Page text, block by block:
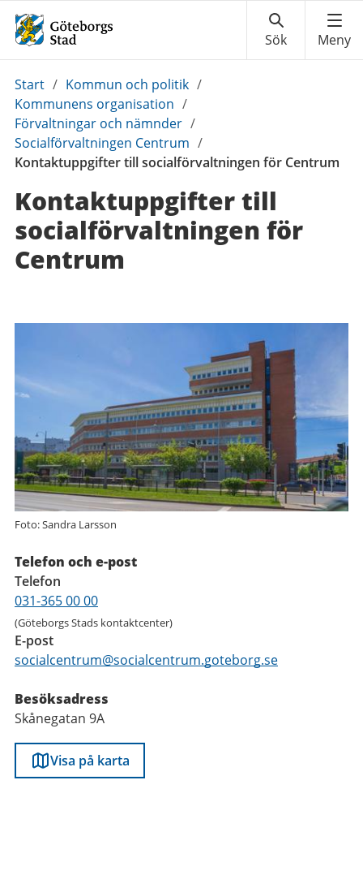
Du
är
här:
Start / Kommun och politik /
Kommunens organisation /
Förvaltningar och nämnder /
Socialförvaltningen Centrum /
Kontaktuppgifter till socialförvaltningen för Centrum
Kontaktuppgifter till
social­förvaltningen för
Centrum
Foto: Sandra Larsson
Telefon och e-post
Telefon
031-365 00 00
(Göteborgs Stads kontaktcenter)
E-post
socialcentrum@socialcentrum.goteborg.se
Besöksadress
Skånegatan 9A
Visa på karta